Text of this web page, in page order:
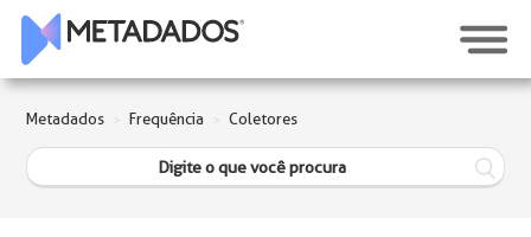
Metadados Frequência Coletores